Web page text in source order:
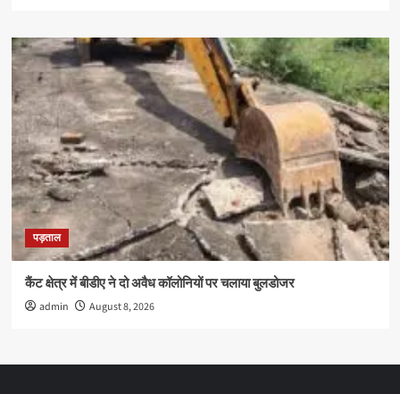
पड़ताल
कैंट क्षेत्र में बीडीए ने दो अवैध कॉलोनियों पर चलाया बुलडोजर
admin August 8, 2026